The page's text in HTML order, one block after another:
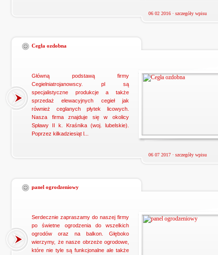
06 02 2016 · szczegóły wpisu
Cegła ozdobna
Główną podstawą firmy
Cegielniatrojanowscy. pl są
specjalistyczne produkcje a także
sprzedaż elewacyjnych cegieł jak
również ceglanych płytek licowych.
Nasza firma znajduje się w okolicy
Spławy II k. Kraśnika (woj. lubelskie).
Poprzez kilkadziesiąt l...
06 07 2017 · szczegóły wpisu
panel ogrodzeniowy
Serdecznie zapraszamy do naszej firmy
po świetne ogrodzenia do wszelkich
ogrodów oraz na balkon. Głęboko
wierzymy, że nasze obrzeże ogrodowe,
które nie tyle są funkcjonalne ale także